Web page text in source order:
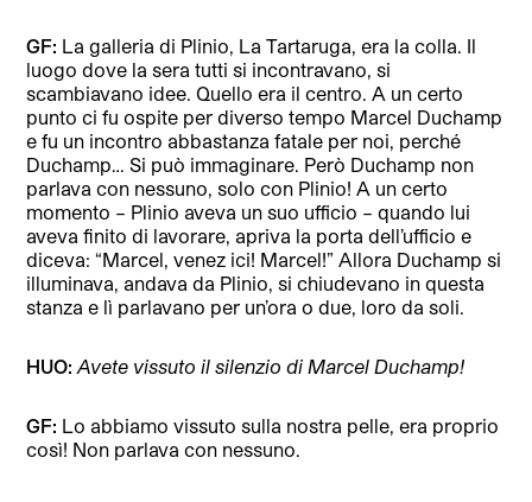
GF: La galleria di Plinio, La Tartaruga, era la colla. Il
luogo dove la sera tutti si incontravano, si
scambiavano idee. Quello era il centro. A un certo
punto ci fu ospite per diverso tempo Marcel Duchamp
e fu un incontro abbastanza fatale per noi, perché
Duchamp… Si può immaginare. Però Duchamp non
parlava con nessuno, solo con Plinio! A un certo
momento – Plinio aveva un suo ufficio – quando lui
aveva finito di lavorare, apriva la porta dell’ufficio e
diceva: “Marcel, venez ici! Marcel!” Allora Duchamp si
illuminava, andava da Plinio, si chiudevano in questa
stanza e lì parlavano per un’ora o due, loro da soli.
HUO:Avete vissuto il silenzio di Marcel Duchamp!
GF: Lo abbiamo vissuto sulla nostra pelle, era proprio
così! Non parlava con nessuno.